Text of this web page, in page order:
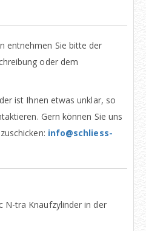
entnehmen Sie bitte der
oder dem
ist Ihnen etwas unklar, so
Gern können Sie uns
info@schliess-
N-tra Knaufzylinder in der